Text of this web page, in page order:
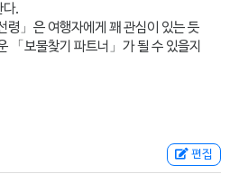
다.
령」은 여행자에게 꽤 관심이 있는 듯
「보물찾기 파트너」가 될 수 있을지
편집